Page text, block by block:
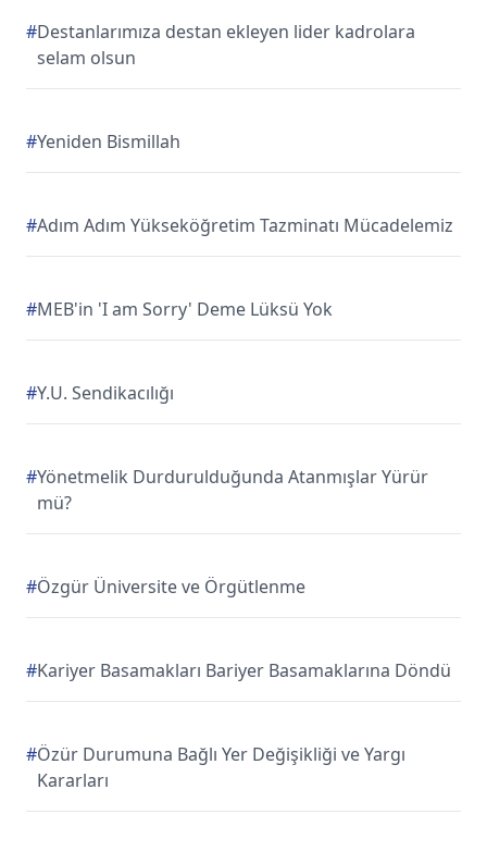
#Destanlarımıza destan ekleyen lider kadrolara
selam olsun
#Yeniden Bismillah
#Adım Adım Yükseköğretim Tazminatı Mücadelemiz
#MEB'in 'I am Sorry' Deme Lüksü Yok
#Y.U. Sendikacılığı
#Yönetmelik Durdurulduğunda Atanmışlar Yürür
mü?
#Özgür Üniversite ve Örgütlenme
#Kariyer Basamakları Bariyer Basamaklarına Döndü
#Özür Durumuna Bağlı Yer Değişikliği ve Yargı
Kararları